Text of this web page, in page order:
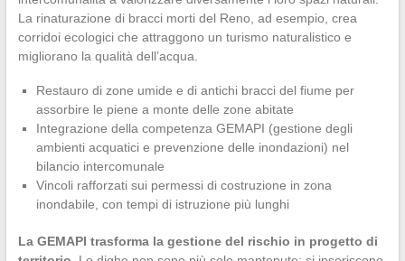
La rinaturazione di bracci morti del Reno, ad esempio, crea
corridoi ecologici che attraggono un turismo naturalistico e
migliorano la qualità dell’acqua.
Restauro di zone umide e di antichi bracci del fiume per
assorbire le piene a monte delle zone abitate
Integrazione della competenza GEMAPI (gestione degli
ambienti acquatici e prevenzione delle inondazioni) nel
bilancio intercomunale
Vincoli rafforzati sui permessi di costruzione in zona
inondabile, con tempi di istruzione più lunghi
La GEMAPI trasforma la gestione del rischio in progetto di